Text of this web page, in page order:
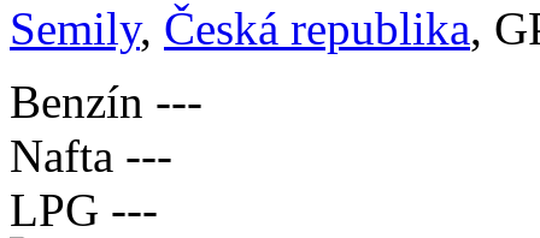
Semily, Česká republika,
Benzín ---
Nafta ---
LPG ---